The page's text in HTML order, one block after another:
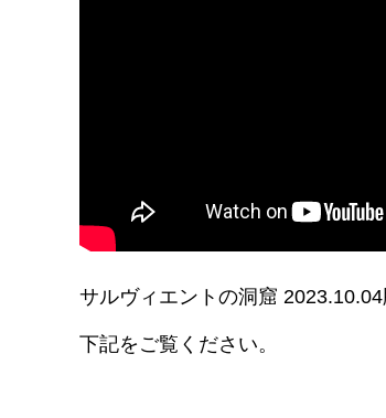
サルヴィエントの洞窟
下記をご覧ください。